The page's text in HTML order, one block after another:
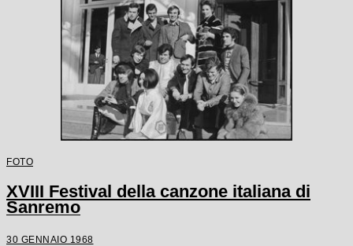
FOTO
XVIII Festival della canzone italiana di
Sanremo
30 GENNAIO 1968